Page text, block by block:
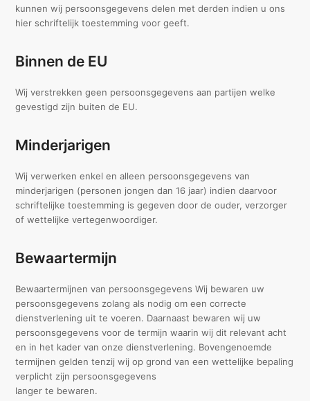
kunnen wij persoonsgegevens delen met derden indien u ons
hier schriftelijk toestemming voor geeft.
Binnen de EU
Wij verstrekken geen persoonsgegevens aan partijen welke
gevestigd zijn buiten de EU.
Minderjarigen
Wij verwerken enkel en alleen persoonsgegevens van
minderjarigen (personen jongen dan 16 jaar) indien daarvoor
schriftelijke toestemming is gegeven door de ouder, verzorger
of wettelijke vertegenwoordiger.
Bewaartermijn
Bewaartermijnen van persoonsgegevens Wij bewaren uw
persoonsgegevens zolang als nodig om een correcte
dienstverlening uit te voeren. Daarnaast bewaren wij uw
persoonsgegevens voor de termijn waarin wij dit relevant acht
en in het kader van onze dienstverlening. Bovengenoemde
termijnen gelden tenzij wij op grond van een wettelijke bepaling
verplicht zijn persoonsgegevens
langer te bewaren.